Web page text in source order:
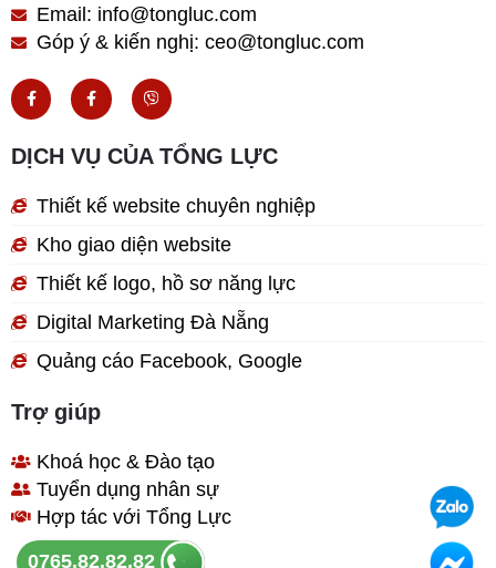
0765.82.82.82
Email: info@tongluc.com
Góp ý & kiến nghị: ceo@tongluc.com
F
a
c
b
o
F
a
c
b
o
-
V
i
b
r
DỊCH VỤ CỦA TỔNG LỰC
Thiết kế website chuyên nghiệp
Kho giao diện website
Thiết kế logo, hồ sơ năng lực
Digital Marketing Đà Nẵng
Quảng cáo Facebook, Google
Trợ giúp
Khoá học & Đào tạo
Tuyển dụng nhân sự
Hợp tác với Tổng Lực